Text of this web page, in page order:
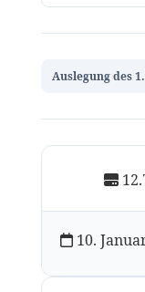
Auslegung des
10.